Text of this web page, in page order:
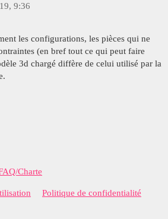
9:36
les configurations, les pièces qui ne
(en bref tout ce qui peut faire
3d chargé diffère de celui utilisé par la
Charte
Politique de confidentialité